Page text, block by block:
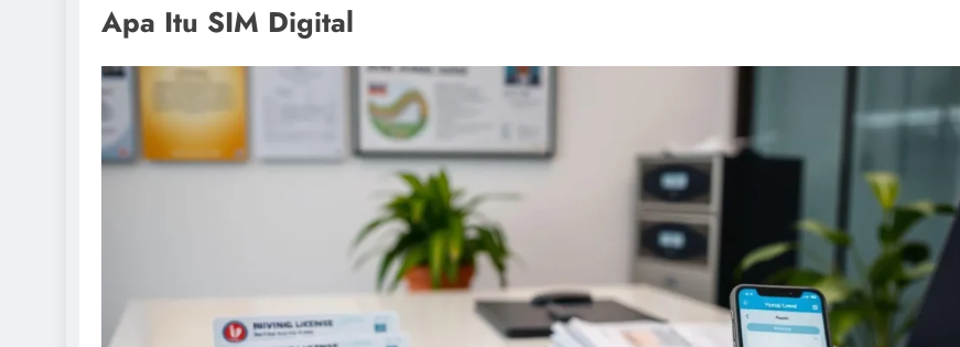
Apa Itu SIM Digital